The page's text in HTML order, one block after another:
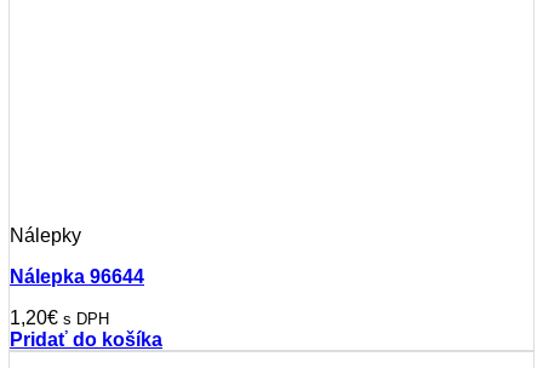
Nálepky
Nálepka 96644
1,20€ s DPH
Pridať do košíka